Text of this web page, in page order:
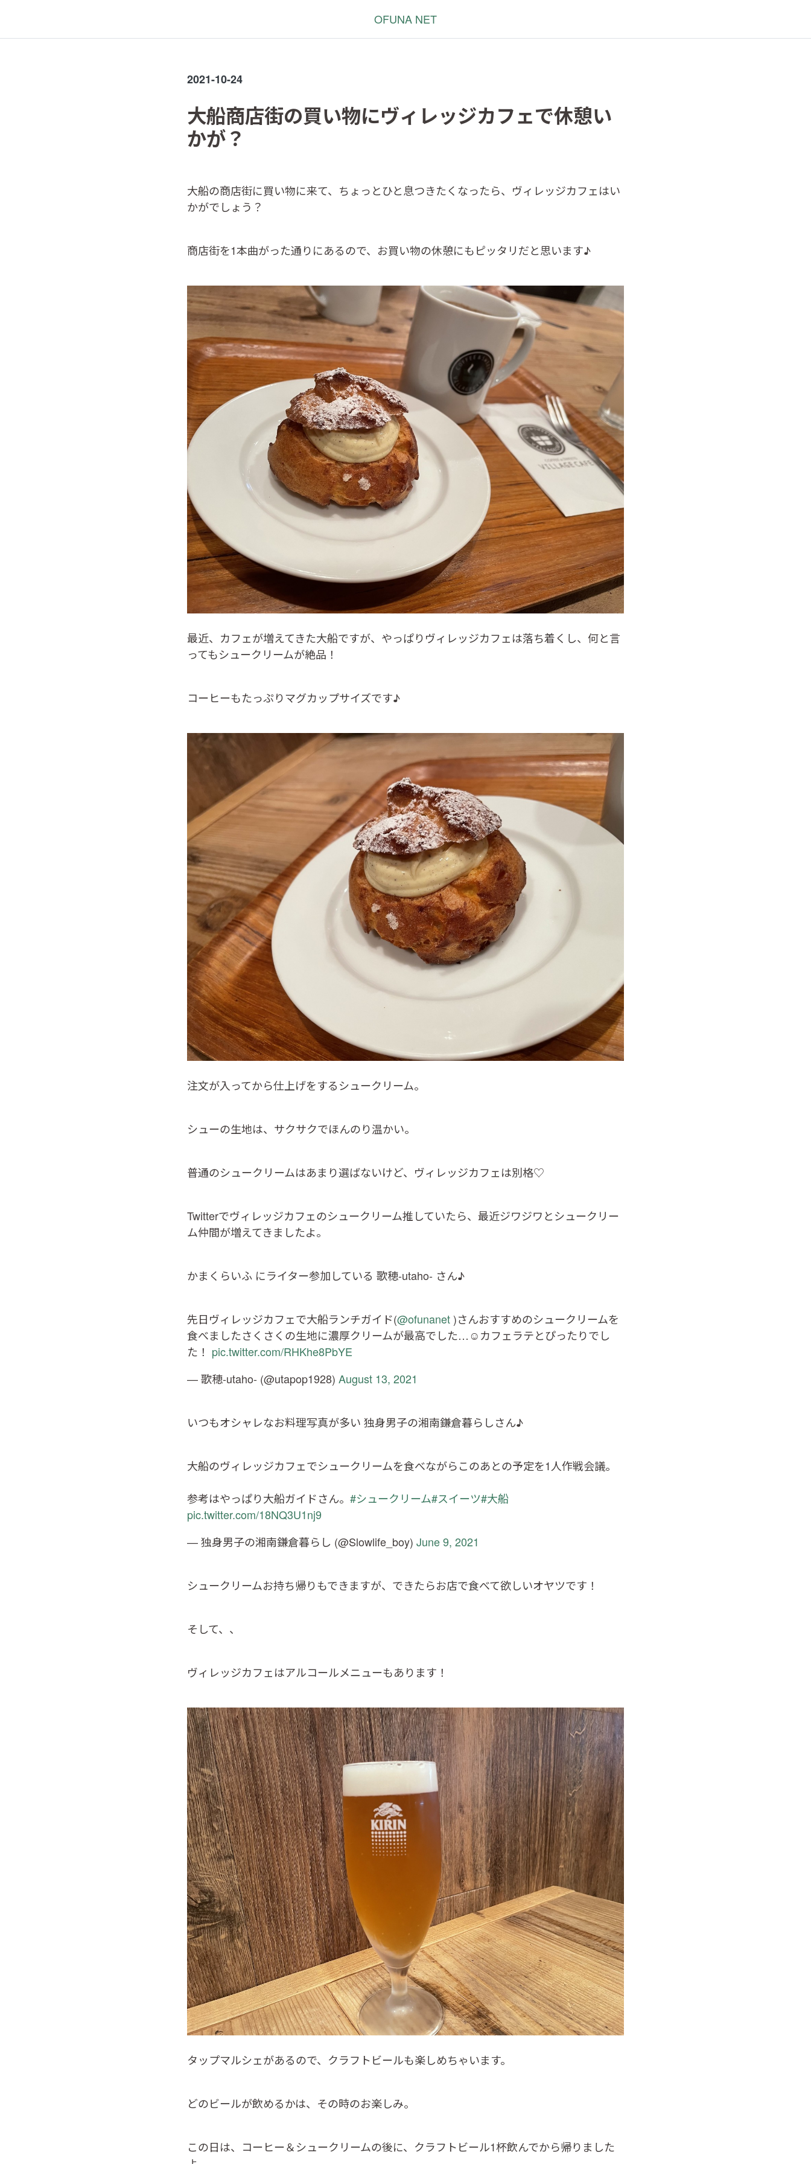
OFUNA NET
2021-10-24
大船商店街の買い物にヴィレッジカフェで休憩い
かが？
大船の商店街に買い物に来て、ちょっとひと息つきたくなったら、ヴィレッジカフェはい
かがでしょう？
商店街を1本曲がった通りにあるので、お買い物の休憩にもピッタリだと思います♪
最近、カフェが増えてきた大船ですが、やっぱりヴィレッジカフェは落ち着くし、何と言
ってもシュークリームが絶品！
コーヒーもたっぷりマグカップサイズです♪
注文が入ってから仕上げをするシュークリーム。
シューの生地は、サクサクでほんのり温かい。
普通のシュークリームはあまり選ばないけど、ヴィレッジカフェは別格♡
Twitterでヴィレッジカフェのシュークリーム推していたら、最近ジワジワとシュークリー
ム仲間が増えてきましたよ。
かまくらいふ にライター参加している 歌穂-utaho- さん♪
先日ヴィレッジカフェで大船ランチガイド(@ofunanet )さんおすすめのシュークリームを
食べましたさくさくの生地に濃厚クリームが最高でした…☺️カフェラテとぴったりでし
た！ pic.twitter.com/RHKhe8PbYE
— 歌穂-utaho- (@utapop1928) August 13, 2021
いつもオシャレなお料理写真が多い 独身男子の湘南鎌倉暮らしさん♪
大船のヴィレッジカフェでシュークリームを食べながらこのあとの予定を1人作戦会議。
参考はやっぱり大船ガイドさん。 #シュークリーム#スイーツ#大船
pic.twitter.com/18NQ3U1nj9
— 独身男子の湘南鎌倉暮らし (@Slowlife_boy) June 9, 2021
シュークリームお持ち帰りもできますが、できたらお店で食べて欲しいオヤツです！
そして、、
ヴィレッジカフェはアルコールメニューもあります！
タップマルシェがあるので、クラフトビールも楽しめちゃいます。
どのビールが飲めるかは、その時のお楽しみ。
この日は、コーヒー＆シュークリームの後に、クラフトビール1杯飲んでから帰りました